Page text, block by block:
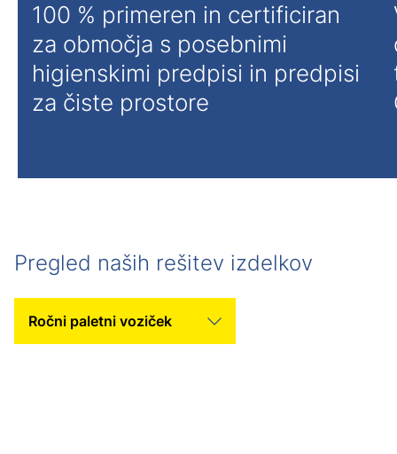
100 % primeren in certificiran
za območja s posebnimi
higienskimi predpisi in predpisi
za čiste prostore
Pregled naših rešitev izdelkov